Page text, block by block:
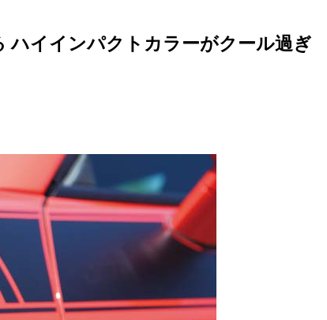
ハイインパクトカラーがクール過ぎ